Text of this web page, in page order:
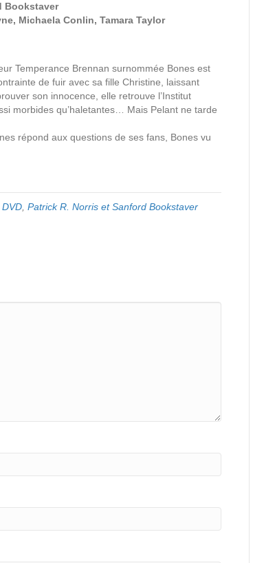
Bookstaver
Michaela Conlin, Tamara Taylor
Temperance Brennan surnommée Bones est
de fuir avec sa fille Christine, laissant
son innocence, elle retrouve l’Institut
morbides qu’haletantes… Mais Pelant ne tarde
répond aux questions de ses fans, Bones vu
DVD Patrick R. Norris et Sanford Bookstaver